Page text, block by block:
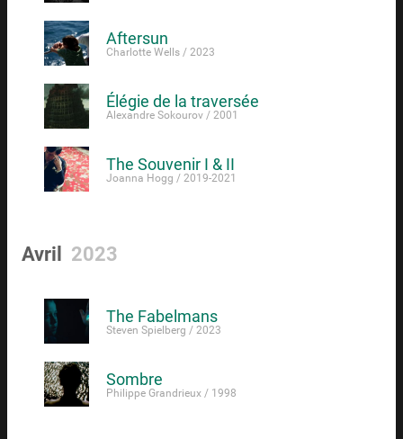
Aftersun
Charlotte Wells / 2023
Élégie de la traversée
Alexandre Sokourov / 2001
The Souvenir I & II
Joanna Hogg / 2019-2021
Avril 2023
The Fabelmans
Steven Spielberg / 2023
Sombre
Philippe Grandrieux / 1998